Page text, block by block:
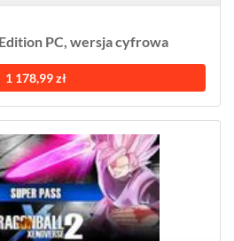
PC, wersja cyfrowa
1 178,99 zł